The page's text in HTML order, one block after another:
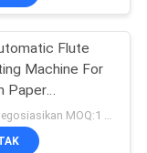
Flute
Machine For
Paper
Corrugated